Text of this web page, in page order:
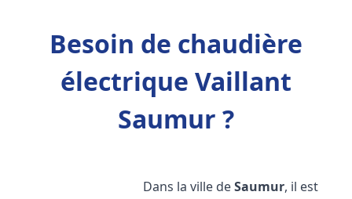
Besoin de chaudière
électrique Vaillant
Saumur ?
Dans la ville deSaumur, il est